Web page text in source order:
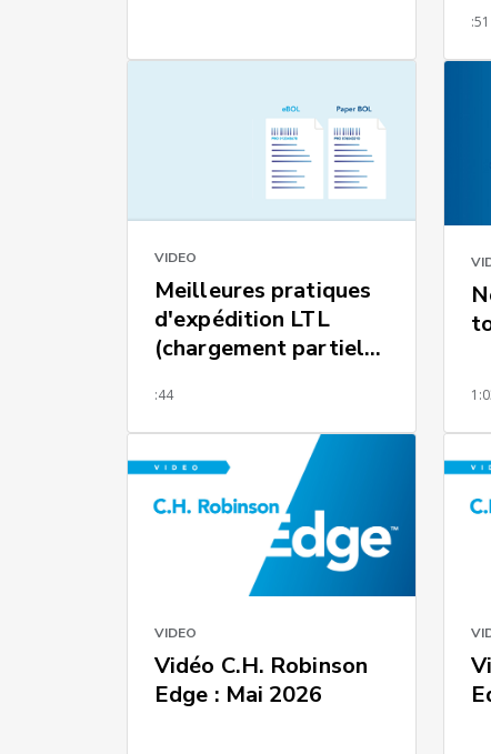
:51
VIDEO
Meilleures pratiques
d'expédition LTL
(chargement partiel) :
:44
VIDEO
Vidéo C.H. Robinson
Edge : Mai 2026